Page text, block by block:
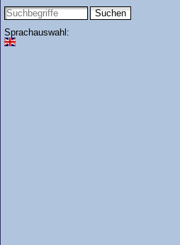
Sprachauswahl: